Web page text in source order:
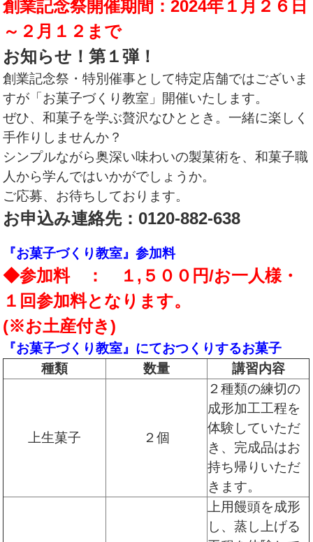
創業記念祭開催期間：2024年１月２６日
～２月１２まで
お知らせ！第１弾！
創業記念祭・特別催事として特定店舗ではございま
すが「お菓子づくり教室」開催いたします。
ぜひ、和菓子を学ぶ贅沢なひととき。一緒に楽しく
手作りしませんか？
シンプルながら奥深い味わいの製菓術を、和菓子職
人から学んではいかがでしょうか。
ご応募、お待ちしております。
お申込み連絡先：0120-882-638
『お菓子づくり教室』参加料
◆参加料 ： １,５００円/お一人様・
１回参加料となります。
(※お土産付き)
『お菓子づくり教室』にておつくりするお菓子
種類
数量 講習内容
上生菓子 ２個
２種類の練切の
成形加工工程を
体験していただ
き、完成品はお
持ち帰りいただ
きます。
上用饅頭を成形
し、蒸し上げる